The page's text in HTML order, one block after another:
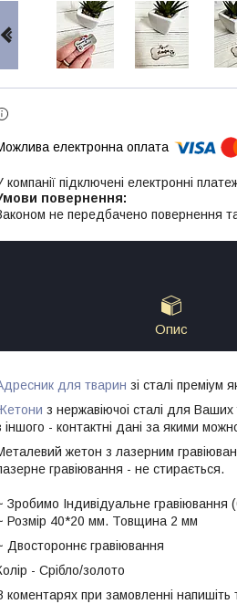
компанії підключені електронні
не передбачено повернення
Опис
для тварин зі сталі преміум
з нержавіючоі сталі для
іншого - контактні дані за якими
жетон з лазерним
гравіювання - не стирається.
Зробимо Індивідуальне гравіювання
Розмір 40*20 мм. Товщина 2 мм
Двостороннє гравіювання
- Срібло/золото
коментарях при замовленні